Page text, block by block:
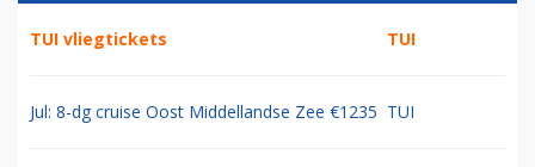
TUI vliegtickets TUI
Jul: 8-dg cruise Oost Middellandse Zee €1235 TUI